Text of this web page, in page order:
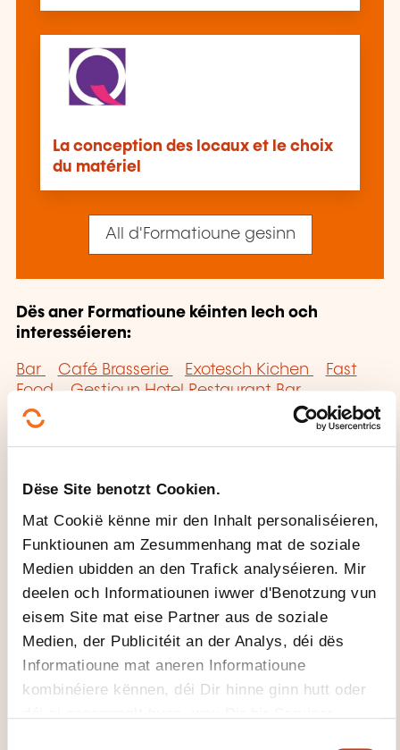
Dëse Site benotzt Cookien.
Mat Cookië kënne mir den Inhalt personaliséieren,
Funktiounen am Zesummenhang mat de soziale
Medien ubidden an den Trafick analyséieren. Mir
deelen och Informatiounen iwwer d'Benotzung vun
eisem Site mat eise Partner aus de soziale
Medien, der Publicitéit an der Analys, déi dës
Informatioune mat aneren Informatioune
kombinéiere kënnen, déi Dir hinne ginn hutt oder
déi si gesammelt hunn, wou Dir hir Servicer
La conception des locaux et le choix
du matériel
All d'Formatioune gesinn
Dës aner Formatioune kéinten Iech och
interesséieren:
Bar Café Brasserie Exotesch Kichen
Fast
Food
Gestioun Hotel Restaurant Bar
Hôtellerie
Nei Kichen
Pizzeria
Restauratioun
Service Receptioun
Spezialisatioun Kichen
Klickt hei fir op
d'Säit vun de
Famille vu
Formatiounsdomain
er zeréckzegoen